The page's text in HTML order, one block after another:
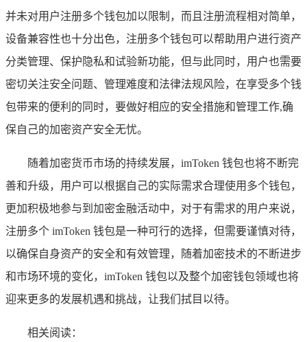
并未对用户注册多个钱包加以限制，而且注册流程相对简单，
设备兼容性也十分出色，注册多个钱包可以帮助用户进行资产
分类管理、保护隐私和试验新功能，但与此同时，用户也需要
密切关注安全问题、管理难度和法律法规风险，在享受多个钱
包带来的便利的同时，要做好相应的安全措施和管理工作,确
保自己的加密资产安全无忧。
随着加密货币市场的持续发展，imToken 钱包也将不断完
善和升级，用户可以根据自己的实际需求合理使用多个钱包，
更加积极地参与到加密金融活动中，对于有需求的用户来说，
注册多个 imToken 钱包是一种可行的选择，但需要谨慎对待，
以确保自身资产的安全和有效管理，随着加密技术的不断进步
和市场环境的变化，imToken 钱包以及整个加密钱包领域也将
迎来更多的发展机遇和挑战，让我们拭目以待。
相关阅读：